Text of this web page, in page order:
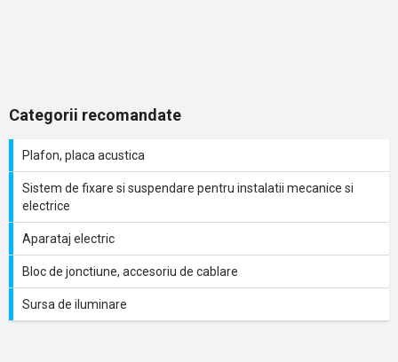
Categorii recomandate
Plafon, placa acustica
Sistem de fixare si suspendare pentru instalatii mecanice si
electrice
Aparataj electric
Bloc de jonctiune, accesoriu de cablare
Sursa de iluminare